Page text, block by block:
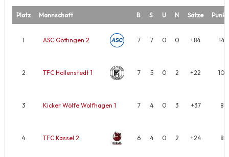
Platz Mannschaft B S U N Sätze
1 ASC Göttingen 2 7 7 0 0 +84 14
2 TFC Hollenstedt 1 7 5 0 2 +22 10
3 Kicker Wölfe Wolfhagen 1 7 4 0 3 +37 8
4 TFC Kassel 2 6 4 0 2 +24 8